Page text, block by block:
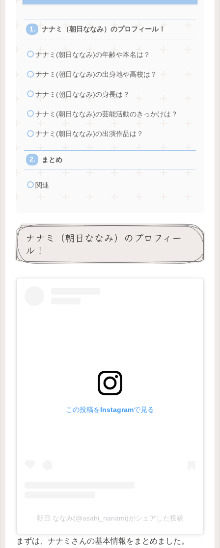
ナナミ（朝日ななみ）のプロフィール！
ナナミ(朝日ななみ)の年齢や本名は？
ナナミ(朝日ななみ)の出身地や高校は？
ナナミ(朝日ななみ)の身長は？
ナナミ(朝日ななみ)の芸能活動のきっかけは？
ナナミ(朝日ななみ)の出演作品は？
まとめ
関連
ナナミ（朝日ななみ）のプロフィー
ル！
この投稿をInstagramで見る
朝日 ななみ(@asahi_nanami)がシェアした投稿
まずは、ナナミさんの基本情報をまとめました。